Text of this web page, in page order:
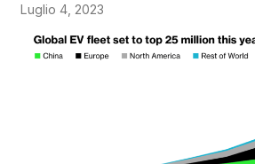
Luglio 4, 2023